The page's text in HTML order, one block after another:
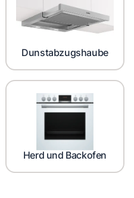
Dunstabzugshaube
Herd und Backofen